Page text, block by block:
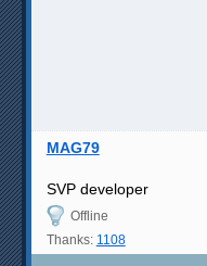
MAG79
SVP developer
Offline
Thanks: 1108